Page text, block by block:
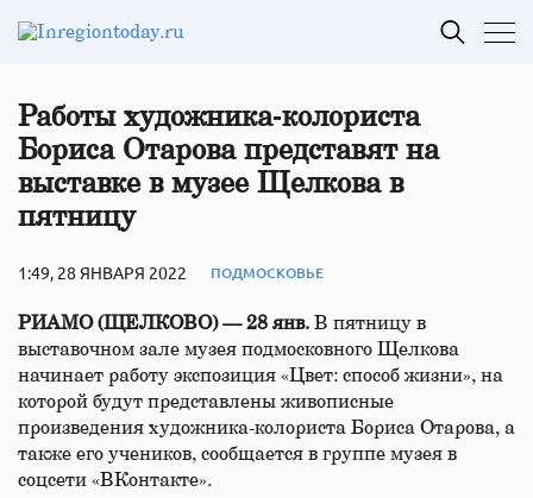
Работы художника‑колориста
Бориса Отарова представят на
выставке в музее Щелкова в
пятницу
1:49, 28 ЯНВАРЯ 2022 ПОДМОСКОВЬЕ
РИАМО (ЩЕЛКОВО) — 28 янв. В пятницу в
выставочном зале музея подмосковного Щелкова
начинает работу экспозиция «Цвет: способ жизни», на
которой будут представлены живописные
произведения художника-колориста Бориса Отарова, а
также его учеников, сообщается в группе музея в
соцсети «ВКонтакте».